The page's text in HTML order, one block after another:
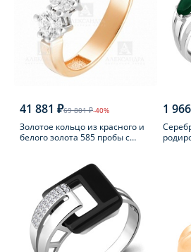
41 881 ₽69 801 ₽-40%
Золотое кольцо из красного и
белого золота 585 пробы с
1